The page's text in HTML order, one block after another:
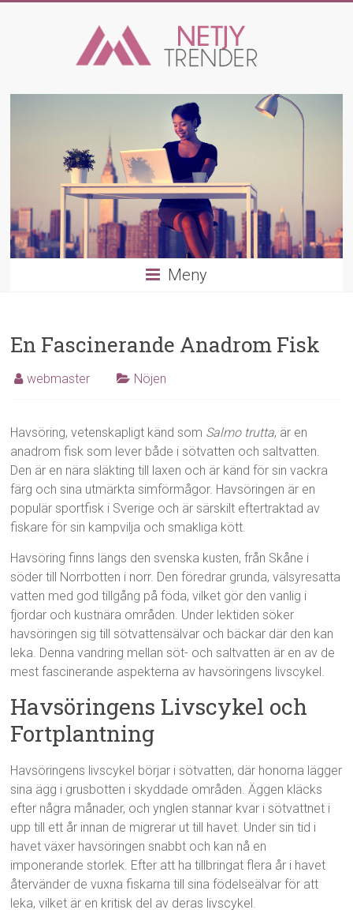
Trender
aktiviteter
kläder
till
säkerhet
Meny
En Fascinerande Anadrom Fisk
webmaster Nöjen
Havsöring, vetenskapligt känd som Salmo trutta, är en
anadrom fisk som lever både i sötvatten och saltvatten.
Den är en nära släkting till laxen och är känd för sin vackra
färg och sina utmärkta simförmågor. Havsöringen är en
populär sportfisk i Sverige och är särskilt eftertraktad av
fiskare för sin kampvilja och smakliga kött.
Havsöring finns längs den svenska kusten, från Skåne i
söder till Norrbotten i norr. Den föredrar grunda, välsyresatta
vatten med god tillgång på föda, vilket gör den vanlig i
fjordar och kustnära områden. Under lektiden söker
havsöringen sig till sötvattensälvar och bäckar där den kan
leka. Denna vandring mellan söt- och saltvatten är en av de
mest fascinerande aspekterna av havsöringens livscykel.
Havsöringens Livscykel och
Fortplantning
Havsöringens livscykel börjar i sötvatten, där honorna lägger
sina ägg i grusbotten i skyddade områden. Äggen kläcks
efter några månader, och ynglen stannar kvar i sötvattnet i
upp till ett år innan de migrerar ut till havet. Under sin tid i
havet växer havsöringen snabbt och kan nå en
imponerande storlek. Efter att ha tillbringat flera år i havet
återvänder de vuxna fiskarna till sina födelseälvar för att
leka, vilket är en kritisk del av deras livscykel.